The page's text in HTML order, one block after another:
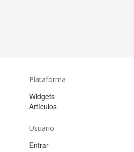
Plataforma
Widgets
Artículos
Usuario
Entrar